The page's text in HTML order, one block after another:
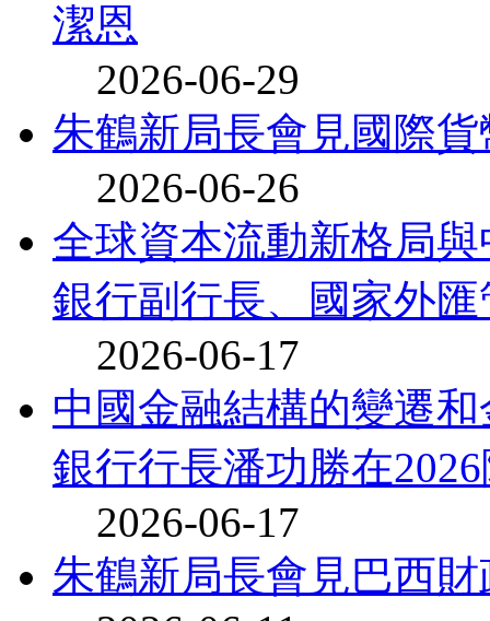
潔恩
2026-06-29
朱鶴新局長會見國際
2026-06-26
全球資本流動新格局
銀行副行長、國家外
2026-06-17
中國金融結構的變遷
銀行行長潘功勝在
2026-06-17
朱鶴新局長會見巴西